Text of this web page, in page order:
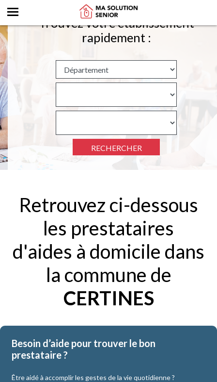
Trouvez votre établissement
rapidement :
RECHERCHER
Retrouvez ci-dessous
les prestataires
d'aides à domicile dans
la commune de
CERTINES
Besoin d’aide pour trouver le bon
prestataire ?
Être aidé à accomplir les gestes de la vie quotidienne ?